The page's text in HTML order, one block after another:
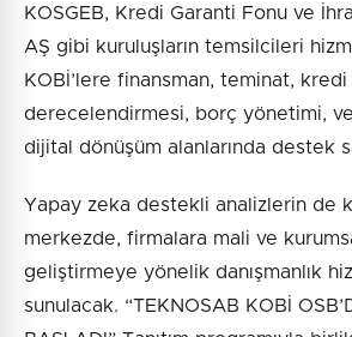
KOSGEB, Kredi Garanti Fonu ve
AŞ gibi kuruluşların temsilcileri
KOBİ’lere finansman, teminat, kredi
derecelendirmesi, borç yönetimi,
dijital dönüşüm alanlarında destek
Yapay zeka destekli analizlerin de
merkezde, firmalara mali ve
geliştirmeye yönelik danışmanlık
sunulacak. “TEKNOSAB KOBİ